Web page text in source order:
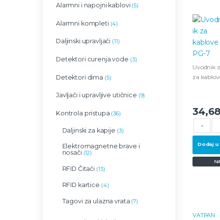
Alarmni i napojni kablovi (5)
Alarmni kompleti (4)
Daljinski upravljači (11)
Detektori curenja vode (3)
Detektori dima (5)
Javljači i upravljive utičnice (9)
Kontrola pristupa (36)
Daljinski za kapije (3)
Elektromagnetne brave i
nosači (12)
RFID Čitači (13)
RFID kartice (4)
Tagovi za ulazna vrata (7)
Uvodnik
za
34,68
-
Dodaj
VATPAN